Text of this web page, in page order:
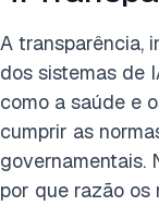
A transparência,
dos sistemas de
como a saúde e
cumprir as
governamentais.
por que razão os